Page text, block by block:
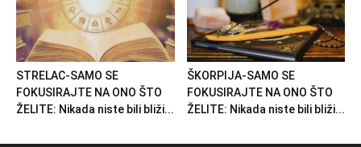
STRELAC-SAMO SE
FOKUSIRAJTE NA ONO ŠTO
ŽELITE: Nikada niste bili bliži...
ŠKORPIJA-SAMO SE
FOKUSIRAJTE NA ONO ŠTO
ŽELITE: Nikada niste bili bliži...